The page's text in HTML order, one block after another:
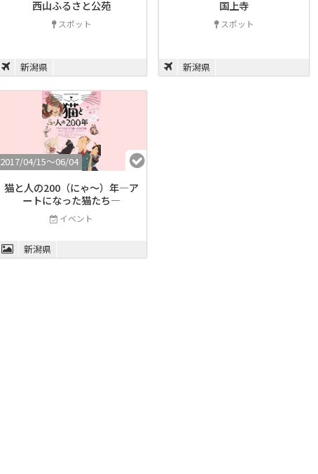
西山ふるさと公苑
スポット
新潟県
国上寺
スポット
新潟県
2017/04/15〜06/04
猫と人の200（にゃ～）年―ア
ートになった猫たち―
イベント
新潟県